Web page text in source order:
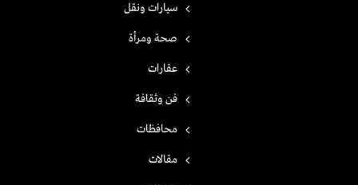
سيارات ونقل
صحة ومرأة
عقارات
فن وثقافة
محافظات
مقالات